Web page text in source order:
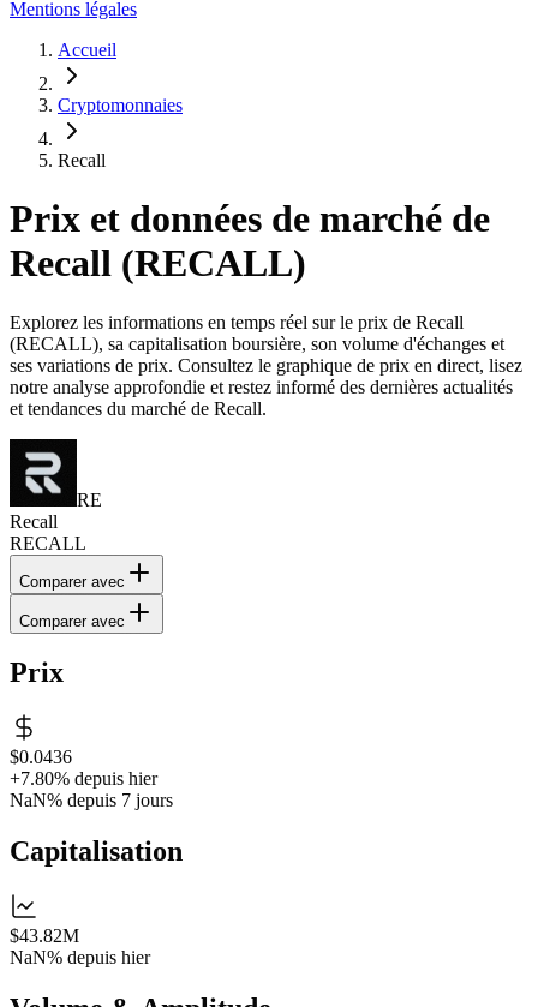
Mentions légales
Accueil
Cryptomonnaies
Recall
Prix et données de marché de
Recall (RECALL)
Explorez les informations en temps réel sur le prix de Recall
(RECALL), sa capitalisation boursière, son volume d'échanges et
ses variations de prix. Consultez le graphique de prix en direct, lisez
notre analyse approfondie et restez informé des dernières actualités
et tendances du marché de Recall.
RE
Recall
RECALL
Comparer avec
Comparer avec
Prix
$0.0436
+7.80% depuis hier
NaN% depuis 7 jours
Capitalisation
$43.82M
NaN% depuis hier